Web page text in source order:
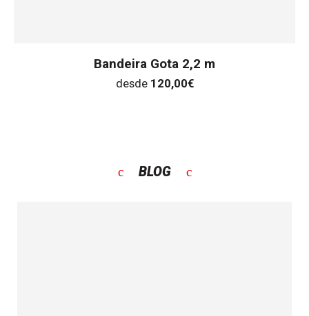
Bandeira Gota 2,2 m
desde 120,00€
BLOG